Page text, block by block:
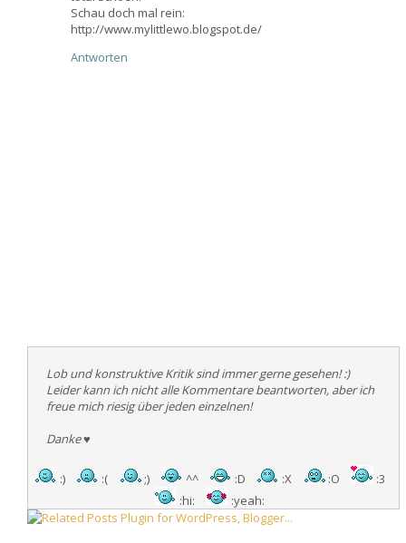
Schau doch mal rein:
http://www.mylittlewo.blogspot.de/
Antworten
Lob und konstruktive Kritik sind immer gerne gesehen! :)
Leider kann ich nicht alle Kommentare beantworten, aber ich
freue mich riesig über jeden einzelnen!
Danke♥
:) :( ;) ^^ :D :X :O
:3
:hi:
:yeah: